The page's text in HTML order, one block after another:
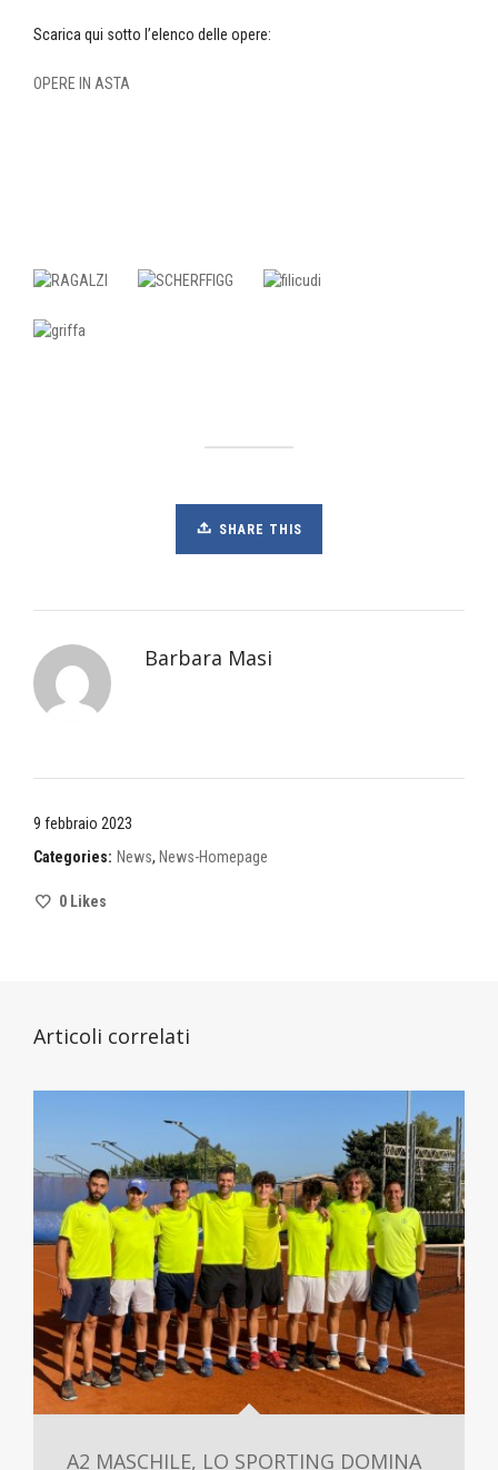
Scarica qui sotto l’elenco delle opere:
OPERE IN ASTA
SHARE THIS
Barbara Masi
9 febbraio 2023
Categories: News, News-Homepage
0 Likes
Articoli correlati
A2 MASCHILE, LO SPORTING DOMINA